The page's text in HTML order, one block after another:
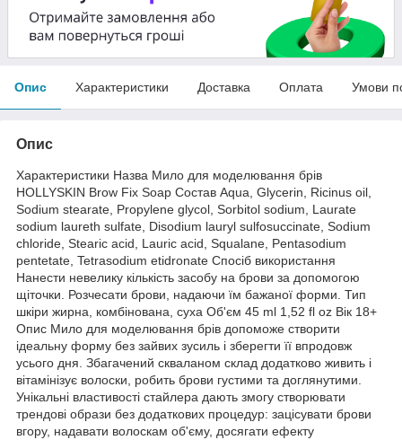
Опис Характеристики Доставка Оплата Умови
Опис
Характеристики Назва Мило для моделювання брів
HOLLYSKIN Brow Fix Soap Состав Aqua, Glycerin, Ricinus oil,
Sodium stearate, Propylene glycol, Sorbitol sodium, Laurate
sodium laureth sulfate, Disodium lauryl sulfosuccinate, Sodium
chloride, Stearic acid, Lauric acid, Squalane, Pentasodium
pentetate, Tetrasodium etidronate Спосіб використання
Нанести невелику кількість засобу на брови за допомогою
щіточки. Розчесати брови, надаючи їм бажаної форми. Тип
шкіри жирна, комбінована, суха Об'єм 45 ml 1,52 fl oz Вік 18+
Опис Мило для моделювання брів допоможе створити
ідеальну форму без зайвих зусиль і зберегти її впродовж
усього дня. Збагачений скваланом склад додатково живить і
вітамінізує волоски, робить брови густими та доглянутими.
Унікальні властивості стайлера дають змогу створювати
трендові образи без додаткових процедур: зацісувати брови
вгору, надавати волоскам об'єму, досягати ефекту